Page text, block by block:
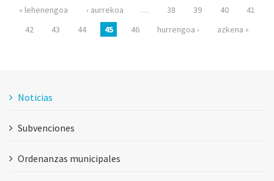
« lehenengoa ‹ aurrekoa … 38 39 40
41
42
43 44 45 46 hurrengoa › azkena »
Noticias
Subvenciones
Ordenanzas municipales